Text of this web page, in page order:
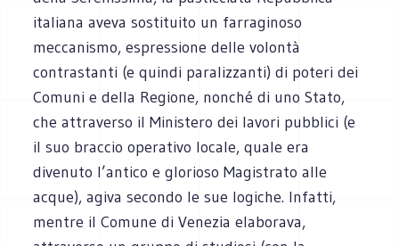
italiana aveva sostituito un farraginoso
meccanismo, espressione delle volontà
contrastanti (e quindi paralizzanti) di poteri dei
Comuni e della Regione, nonché di uno Stato,
che attraverso il Ministero dei lavori pubblici (e
il suo braccio operativo locale, quale era
divenuto l’antico e glorioso Magistrato alle
acque), agiva secondo le sue logiche. Infatti,
mentre il Comune di Venezia elaborava,